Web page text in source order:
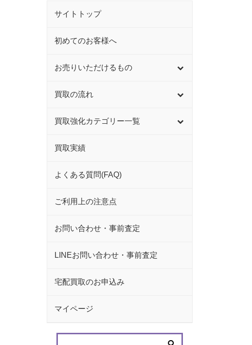
サイトトップ
初めてのお客様へ
お売りいただけるもの
買取の流れ
買取強化カテゴリー一覧
買取実績
よくある質問(FAQ)
ご利用上の注意点
お問い合わせ・事前査定
LINEお問い合わせ・事前査定
宅配買取のお申込み
マイページ